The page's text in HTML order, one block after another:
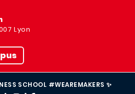
Lyon
SCHOOL #WEAREMAKERS ✨